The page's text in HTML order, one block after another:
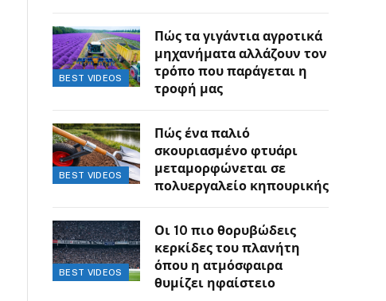
BEST VIDEOS
Πώς τα γιγάντια αγροτικά
μηχανήματα αλλάζουν τον
τρόπο που παράγεται η
τροφή μας
BEST VIDEOS
Πώς ένα παλιό
σκουριασμένο φτυάρι
μεταμορφώνεται σε
πολυεργαλείο κηπουρικής
BEST VIDEOS
Οι 10 πιο θορυβώδεις
κερκίδες του πλανήτη
όπου η ατμόσφαιρα
θυμίζει ηφαίστειο